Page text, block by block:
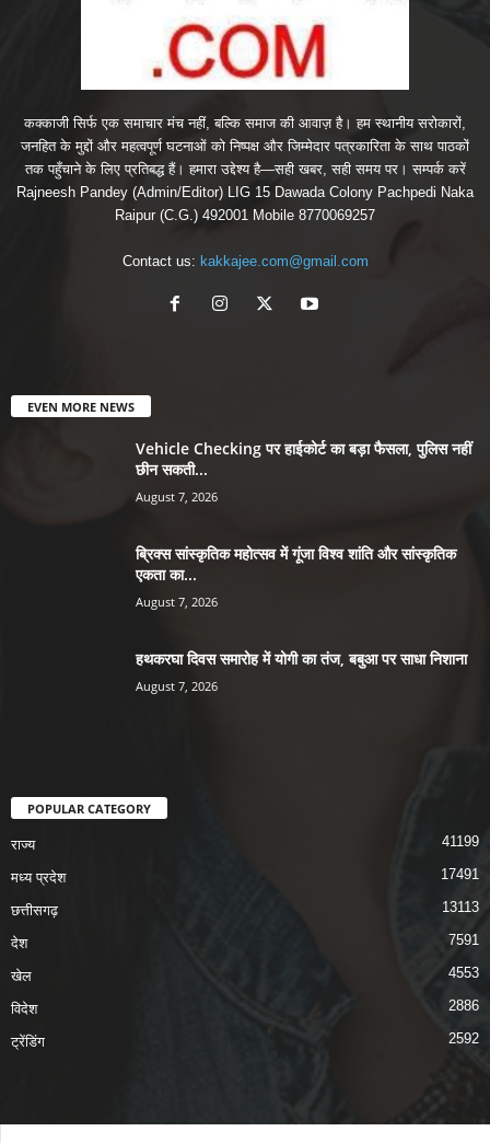
कक्काजी सिर्फ एक समाचार मंच नहीं, बल्कि समाज की आवाज़ है। हम स्थानीय सरोकारों,
जनहित के मुद्दों और महत्वपूर्ण घटनाओं को निष्पक्ष और जिम्मेदार पत्रकारिता के साथ पाठकों
तक पहुँचाने के लिए प्रतिबद्ध हैं। हमारा उद्देश्य है—सही खबर, सही समय पर। सम्पर्क करें
Rajneesh Pandey (Admin/Editor) LIG 15 Dawada Colony Pachpedi Naka
Raipur (C.G.) 492001 Mobile 8770069257
Contact us: kakkajee.com@gmail.com
EVEN MORE NEWS
Vehicle Checking पर हाईकोर्ट का बड़ा फैसला, पुलिस नहीं
छीन सकती...
August 7, 2026
ब्रिक्स सांस्कृतिक महोत्सव में गूंजा विश्व शांति और सांस्कृतिक
एकता का...
August 7, 2026
हथकरघा दिवस समारोह में योगी का तंज, बबुआ पर साधा निशाना
August 7, 2026
POPULAR CATEGORY
राज्य 41199
मध्य प्रदेश 17491
छत्तीसगढ़ 13113
देश 7591
खेल 4553
विदेश 2886
ट्रेंडिंग 2592